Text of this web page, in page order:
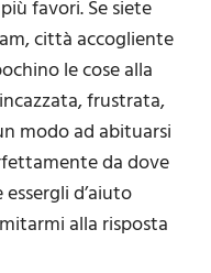
favori. Se siete
città accogliente
le cose alla
frustrata,
modo ad abituarsi
da dove
d’aiuto
alla risposta